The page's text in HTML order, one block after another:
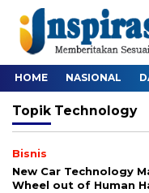
HOME NASIONAL
Topik Technology
Bisnis
New Car Technology
Wheel out of Human